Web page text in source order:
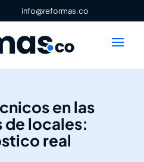
info@reformas.co
en las
de locales:
real